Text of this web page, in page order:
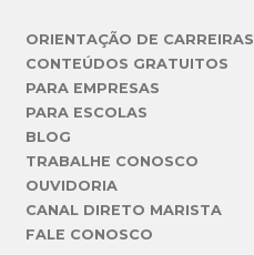
ORIENTAÇÃO DE CARREIRAS
CONTEÚDOS GRATUITOS
PARA EMPRESAS
PARA ESCOLAS
BLOG
TRABALHE CONOSCO
OUVIDORIA
CANAL DIRETO MARISTA
FALE CONOSCO